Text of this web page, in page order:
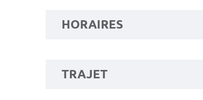
HORAIRES
TRAJET